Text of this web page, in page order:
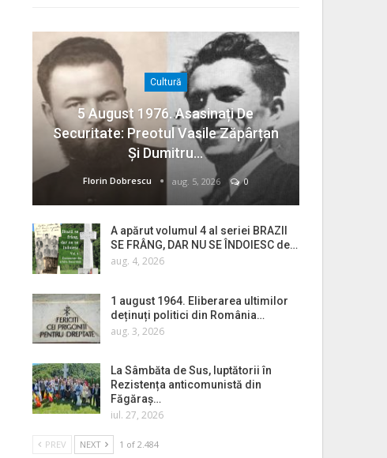
Cultură
5 August 1976. Asasinați De
Securitate: Preotul Vasile Zăpârțan
Și Dumitru…
Florin Dobrescu aug. 5, 2026 0
A apărut volumul 4 al seriei BRAZII
SE FRÂNG, DAR NU SE ÎNDOIESC de…
aug. 4, 2026
1 august 1964. Eliberarea ultimilor
deținuți politici din România…
aug. 3, 2026
La Sâmbăta de Sus, luptătorii în
Rezistența anticomunistă din
Făgăraș…
iul. 27, 2026
PREV NEXT 1 of 2.484